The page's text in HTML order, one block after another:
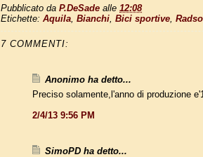
Pubblicato da P.DeSade alle 12:08
Etichette: Aquila Bianchi Bici sportive
7 COMMENTI:
Anonimo ha detto...
Preciso solamente,l'anno di produzione
2/4/13 9:56 PM
SimoPD ha detto...